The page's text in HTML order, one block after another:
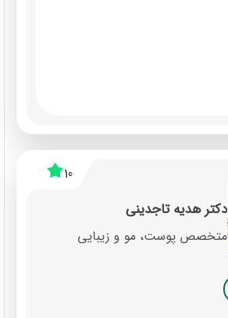
10
دکتر هدیه تاجدینی
متخصص پوست، مو و زیبایی